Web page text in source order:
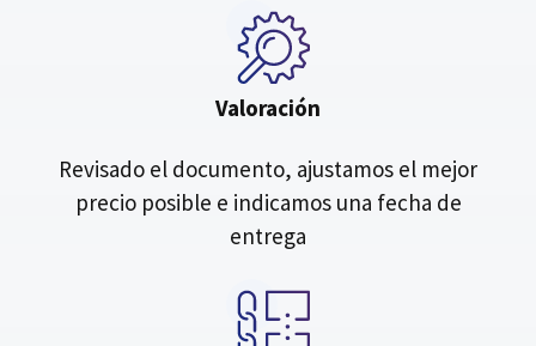
Valoración
Revisado el documento, ajustamos el mejor
precio posible e indicamos una fecha de
entrega